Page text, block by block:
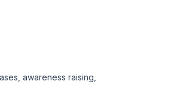
awareness raising,